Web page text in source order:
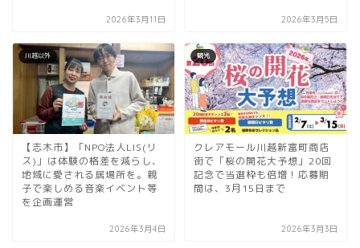
2026年3月11日 2026年3月5日
川越以外
【志木市】「NPO法人LIS(リ
ス)」は体験の格差を減らし、
地域に愛される居場所を。親
子で楽しめる音楽イベント等
を企画運営
2026年3月4日
観光
クレアモール川越新富町商店
街で「桜の開花大予想」20回
記念で当選枠も倍増！応募期
間は、3月15日まで
2026年3月3日